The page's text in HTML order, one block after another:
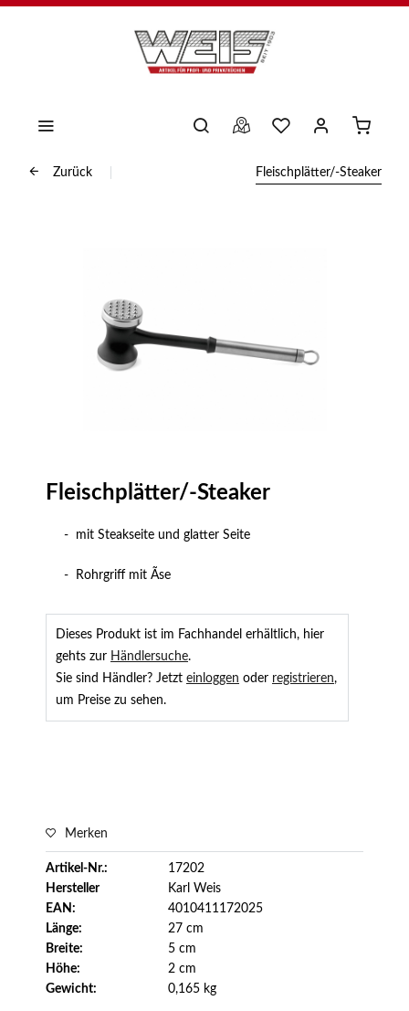
Zurück Fleischplätter/-Steaker
Fleischplätter/-Steaker
- mit Steakseite und glatter Seite
- Rohrgriff mit Ãse
Dieses Produkt ist im Fachhandel erhältlich, hier
gehts zur Händlersuche.
Sie sind Händler? Jetzt einloggen oder registrieren,
um Preise zu sehen.
Merken
Artikel-Nr.:
17202
Hersteller
Karl Weis
EAN:
4010411172025
Länge:
27 cm
Breite:
5 cm
Höhe:
2 cm
Gewicht:
0,165 kg